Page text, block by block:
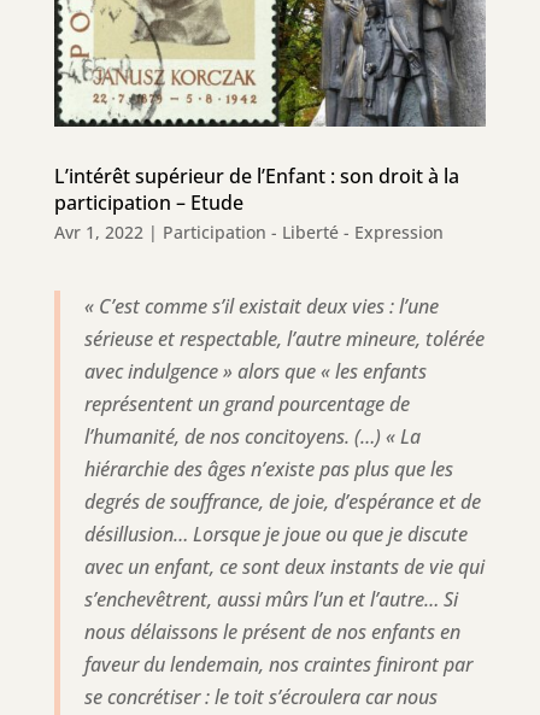
L’intérêt supérieur de l’Enfant : son droit à la
participation – Etude
Avr 1, 2022| Participation - Liberté - Expression
«C’est comme s’il existait deux vies : l’une
sérieuse et respectable, l’autre mineure, tolérée
avec indulgence» alors que «les enfants
représentent un grand pourcentage de
l’humanité, de nos concitoyens. (…) «La
hiérarchie des âges n’existe pas plus que les
degrés de souffrance, de joie, d’espérance et de
désillusion… Lorsque je joue ou que je discute
avec un enfant, ce sont deux instants de vie qui
s’enchevêtrent, aussi mûrs l’un et l’autre… Si
nous délaissons le présent de nos enfants en
faveur du lendemain, nos craintes finiront par
se concrétiser : le toit s’écroulera car nous